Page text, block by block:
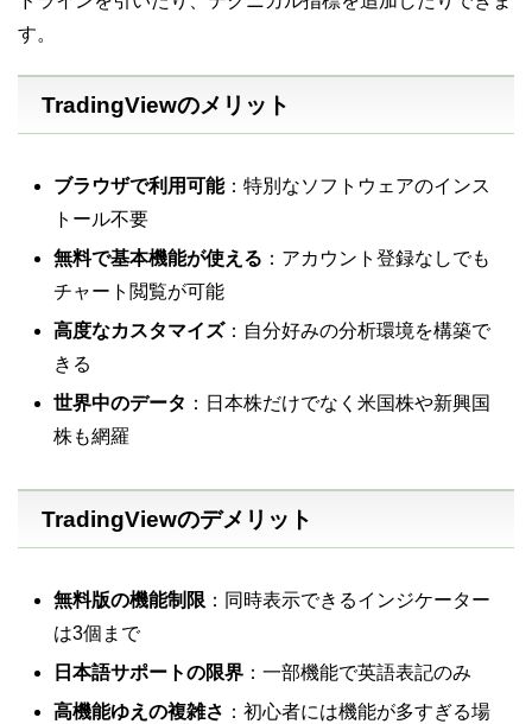
す。
TradingViewのメリット
ブラウザで利用可能：特別なソフトウェアのインス
トール不要
無料で基本機能が使える ：アカウント登録なしでも
チャート閲覧が可能
高度なカスタマイズ：自分好みの分析環境を構築で
きる
世界中のデータ ：日本株だけでなく米国株や新興国
株も網羅
TradingViewのデメリット
無料版の機能制限 ：同時表示できるインジケーター
は3個まで
日本語サポートの限界 ：一部機能で英語表記のみ
高機能ゆえの複雑さ ：初心者には機能が多すぎる場